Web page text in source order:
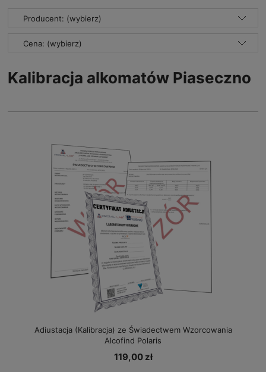
Producent: (wybierz)
Cena: (wybierz)
Kalibracja alkomatów Piaseczno
Adiustacja (Kalibracja) ze Świadectwem Wzorcowania
Alcofind Polaris
119,00 zł